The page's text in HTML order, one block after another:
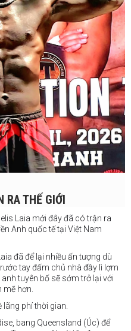
RA THẾ GIỚI
Laia mới đây đã có trận ra
Anh quốc tế tại Việt Nam
đã để lại nhiều ấn tượng dù
tay đấm chủ nhà đầy lì lợm
tuyên bố sẽ sớm trở lại với
hơn.
phí thời gian.
bang Queensland (Úc) để